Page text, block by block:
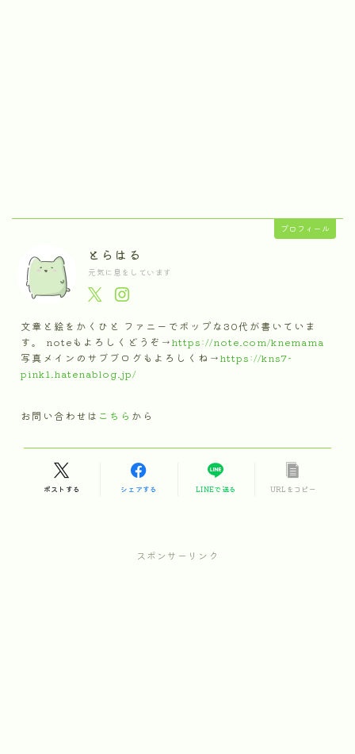
プロフィール
とらはる
元気に息をしています
文章と絵をかくひと ファニーでポップな30代が書いていま
す。 noteもよろしくどうぞ→https://note.com/knemama
写真メインのサブブログもよろしくね→https://kns7-
pink1.hatenablog.jp/
お問い合わせは こちら から
ポストする シェアする LINEで送る URLをコピー
スポンサーリンク